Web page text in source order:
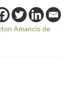
Amancio de